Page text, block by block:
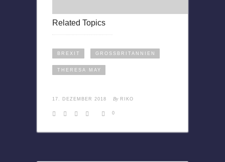
Related Topics
BREXIT GROSSBRITANNIEN
THERESA MAY
17. DEZEMBER 2018 By RIKO
0